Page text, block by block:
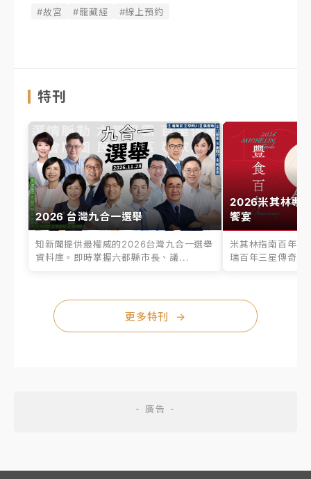
#故宮 #龍藏經 #線上預約
特刊
2026 台灣九合一選舉
知新聞提供最權威的2026台灣九合一選舉
資料庫。即時掌握六都縣市長、議...
2026米其林專
饗宴
米其林指南百年之
瑞百年三星傳奇、
更多特刊 →